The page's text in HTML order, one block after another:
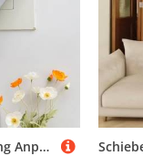
Stromkasten Verkleidung Anpassbarer Doppellagiger Sicherungskastenvorhang mit Klettverschluss, Weiche Abdeckung für Stromzählerkästen, Kunst zur Abdeckung(Style C,50x45cm(19 3/4x17 3/4"))